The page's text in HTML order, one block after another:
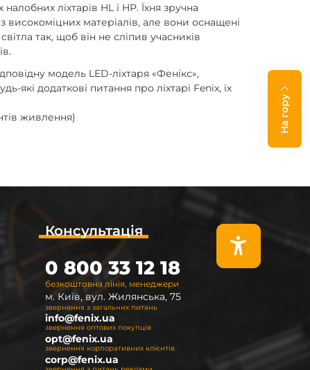
ліхтарів HL і HP. Їхня зручна
високоміцних матеріалів, але вони оснащені
так, щоб він не сліпив учасників
модель LED-ліхтаря «Фенікс»,
додаткові питання про ліхтарі Fenix, їх
живлення)
На гору
Консультація
безкоштовна лінія, менеджери
0 800 33 12 18
м. Київ, вул. Жилянська, 75
звернення з загальних питань
info@fenix.ua
звернення оптових покупців
opt@fenix.ua
звернення корпоративних клієнтів
corp@fenix.ua